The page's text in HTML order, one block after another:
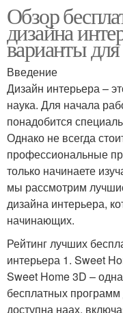
Обзор
дизайна
варианты
Введение
Дизайн интерьера –
наука. Для начала
понадобится
Однако не всегда
профессиональные
только начинаете
мы рассмотрим
дизайна интерьера,
начинающих.
Рейтинг лучших
интерьера 1. Sweet
Sweet Home 3D –
бесплатных
доступна наах,